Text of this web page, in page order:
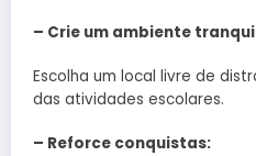
– Crie um ambiente
Escolha um local livre de
das atividades escolares.
– Reforce conquistas: